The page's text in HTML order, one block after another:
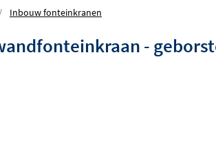
Inbouw fonteinkranen
-